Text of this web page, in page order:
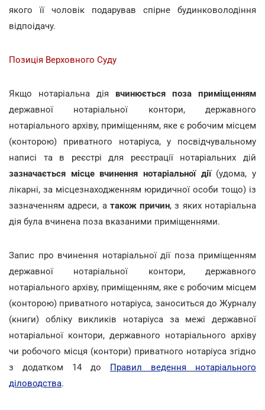
якого її чоловік подарував спірне будинковолодіння
відпоідачу.
Позиція Верховного Суду
Якщо нотаріальна дія вчинюється поза приміщенням
державної нотаріальної контори, державного
нотаріального архіву, приміщенням, яке є робочим місцем
(конторою) приватного нотаріуса, у посвідчувальному
написі та в реєстрі для реєстрації нотаріальних дій
зазначається місце вчинення нотаріальної дії (удома, у
лікарні, за місцезнаходженням юридичної особи тощо) із
зазначенням адреси, атакож причин, з яких нотаріальна
дія була вчинена поза вказаними приміщеннями.
Запис про вчинення нотаріальної дії поза приміщенням
державної нотаріальної контори, державного
нотаріального архіву, приміщенням, яке є робочим місцем
(конторою) приватного нотаріуса, заноситься до Журналу
(книги) обліку викликів нотаріуса за межі державної
нотаріальної контори, державного нотаріального архіву
чи робочого місця (контори) приватного нотаріуса згідно
з додатком 14 до Правил ведення нотаріального
діловодства.